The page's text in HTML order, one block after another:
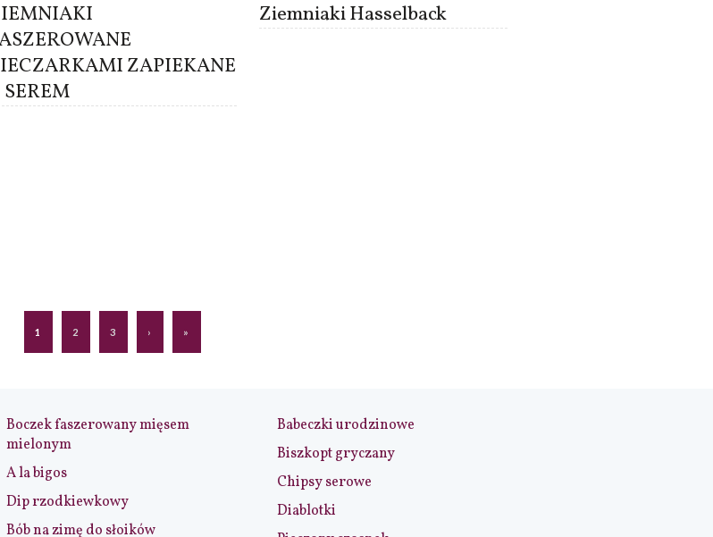
ZAPIEKANE
SEREM
Ziemniaki Hasselback
1 2 3 › »
Boczek faszerowany mięsem
mielonym
A la bigos
Dip rzodkiewkowy
Bób na zimę do słoików
Babeczki urodzinowe
Biszkopt gryczany
Chipsy serowe
Diablotki